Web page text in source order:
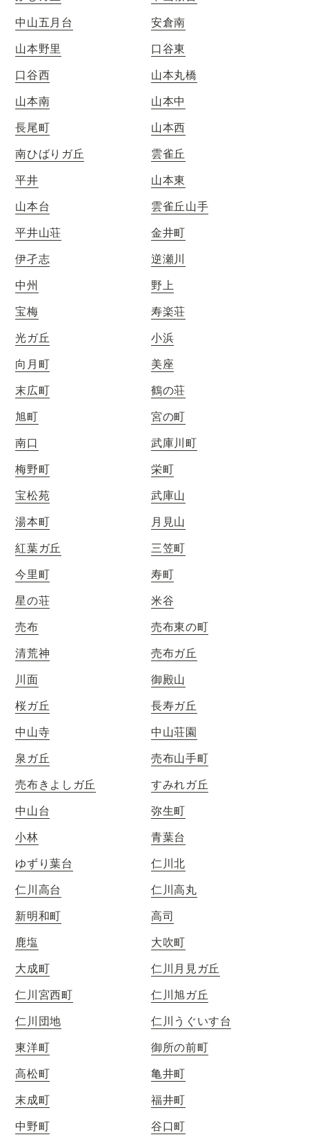
中山五月台
安倉南
山本野里
口谷東
口谷西
山本丸橋
山本南
山本中
長尾町
山本西
南ひばりガ丘
雲雀丘
平井
山本東
山本台
雲雀丘山手
平井山荘
金井町
伊孑志
逆瀬川
中州
野上
宝梅
寿楽荘
光ガ丘
小浜
向月町
美座
末広町
鶴の荘
旭町
宮の町
南口
武庫川町
梅野町
栄町
宝松苑
武庫山
湯本町
月見山
紅葉ガ丘
三笠町
今里町
寿町
星の荘
米谷
売布
売布東の町
清荒神
売布ガ丘
川面
御殿山
桜ガ丘
長寿ガ丘
中山寺
中山荘園
泉ガ丘
売布山手町
売布きよしガ丘
すみれガ丘
中山台
弥生町
小林
青葉台
ゆずり葉台
仁川北
仁川高台
仁川高丸
新明和町
高司
鹿塩
大吹町
大成町
仁川月見ガ丘
仁川宮西町
仁川旭ガ丘
仁川団地
仁川うぐいす台
東洋町
御所の前町
高松町
亀井町
末成町
福井町
中野町
谷口町